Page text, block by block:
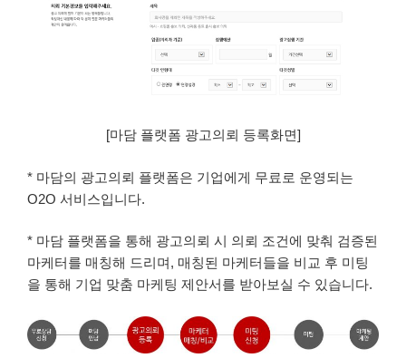
[마담 플랫폼 광고의뢰 등록화면]
* 마담의 광고의뢰 플랫폼은 기업에게 무료로 운영되는
O2O 서비스입니다.
* 마담 플랫폼을 통해 광고의뢰 시 의뢰 조건에 맞춰 검증된
마케터를 매칭해 드리며, 매칭된 마케터들을 비교 후 미팅
을 통해 기업 맞춤 마케팅 제안서를 받아보실 수 있습니다.